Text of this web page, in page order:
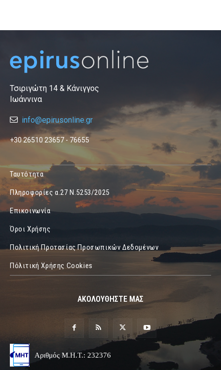
Τσιριγώτη 14 & Κάνιγγος
Ιωάννινα
info@epirusonline.gr
+30 26510 23657 - 76655
Ταυτότητα
Πληροφορίες α.27 Ν.5253/2025
Επικοινωνία
Όροι Χρήσης
Πολιτική Προτασίας Προσωπικών Δεδομένων
Πόλιτική Χρήσης Cookies
ΑΚΟΛΟΥΘΗΣΤΕ ΜΑΣ
Αριθμός Μ.Η.Τ.: 232376